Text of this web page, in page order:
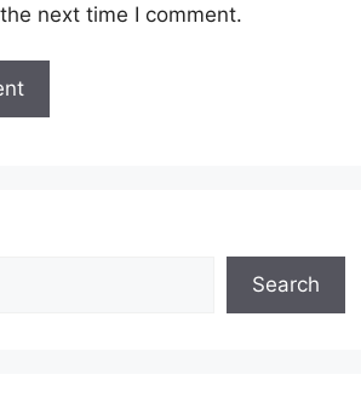
next time I comment.
Search